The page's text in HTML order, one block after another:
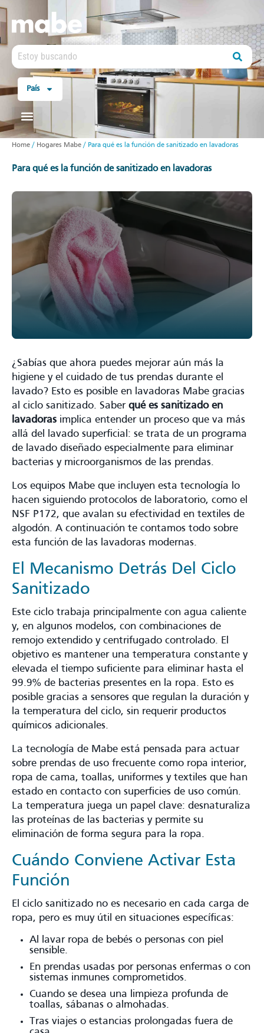
País
Home / Hogares Mabe / Para qué es la función de sanitizado en lavadoras
para qué es la función de sanitizado en lavadoras
¿Sabías que ahora puedes mejorar aún más la
higiene y el cuidado de tus prendas durante el
lavado? Esto es posible en lavadoras Mabe gracias
al ciclo sanitizado. Saber qué es sanitizado en
lavadoras implica entender un proceso que va más
allá del lavado superficial: se trata de un programa
de lavado diseñado especialmente para eliminar
bacterias y microorganismos de las prendas.
Los equipos Mabe que incluyen esta tecnología lo
hacen siguiendo protocolos de laboratorio, como el
NSF P172, que avalan su efectividad en textiles de
algodón. A continuación te contamos todo sobre
esta función de las lavadoras modernas.
El Mecanismo Detrás Del Ciclo
Sanitizado
Este ciclo trabaja principalmente con agua caliente
y, en algunos modelos, con combinaciones de
remojo extendido y centrifugado controlado. El
objetivo es mantener una temperatura constante y
elevada el tiempo suficiente para eliminar hasta el
99.9% de bacterias presentes en la ropa. Esto es
posible gracias a sensores que regulan la duración y
la temperatura del ciclo, sin requerir productos
químicos adicionales.
La tecnología de Mabe está pensada para actuar
sobre prendas de uso frecuente como ropa interior,
ropa de cama, toallas, uniformes y textiles que han
estado en contacto con superficies de uso común.
La temperatura juega un papel clave: desnaturaliza
las proteínas de las bacterias y permite su
eliminación de forma segura para la ropa.
Cuándo Conviene Activar Esta
Función
El ciclo sanitizado no es necesario en cada carga de
ropa, pero es muy útil en situaciones específicas:
Al lavar ropa de bebés o personas con piel
sensible.
En prendas usadas por personas enfermas o con
sistemas inmunes comprometidos.
Cuando se desea una limpieza profunda de
toallas, sábanas o almohadas.
Tras viajes o estancias prolongadas fuera de